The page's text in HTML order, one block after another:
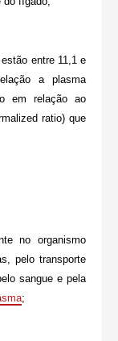
entre 11,1 e
a plasma
em relação ao
ratio) que
no organismo
pelo transporte
sangue e pela
;